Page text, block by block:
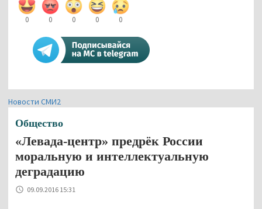
0 0 0 0 0
Новости СМИ2
Общество
«Левада-центр» предрёк России
моральную и интеллектуальную
деградацию
09.09.2016 15:31